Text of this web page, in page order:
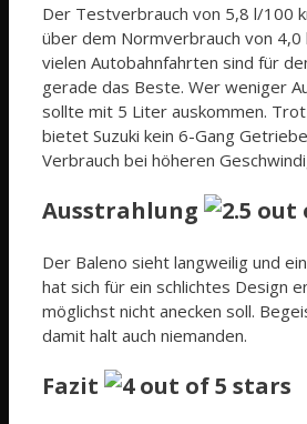
Der Testverbrauch von 5,8 l/100
über dem Normverbrauch von 4,0
vielen Autobahnfahrten sind für
gerade das Beste. Wer weniger
sollte mit 5 Liter auskommen.
bietet Suzuki kein 6-Gang
Verbrauch bei höheren
Ausstrahlung
Der Baleno sieht langweilig und
hat sich für ein schlichtes Design
möglichst nicht anecken soll.
damit halt auch niemanden.
Fazit